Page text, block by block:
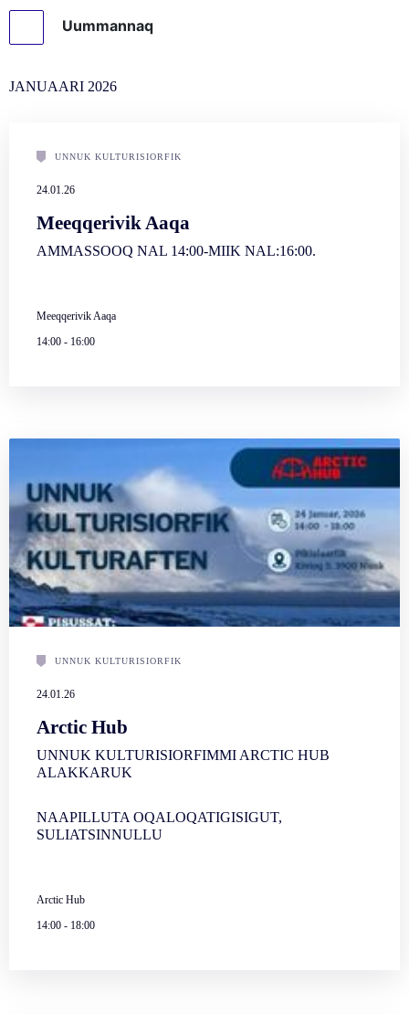
Uummannaq
JANUAARI 2026
UNNUK KULTURISIORFIK
24.01.26
Meeqqerivik Aaqa
AMMASSOOQ NAL 14:00-MIIK NAL:16:00.
Meeqqerivik Aaqa
14:00 - 16:00
UNNUK KULTURISIORFIK
24.01.26
Arctic Hub
UNNUK KULTURISIORFIMMI ARCTIC HUB
ALAKKARUK
NAAPILLUTA OQALOQATIGISIGUT,
SULIATSINNULLU
Arctic Hub
14:00 - 18:00